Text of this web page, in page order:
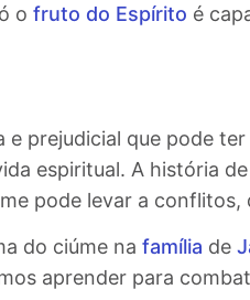
o fruto do Espírito é
e prejudicial que pode
espiritual. A história de
pode levar a conflitos,
do ciúme na família de
aprender para